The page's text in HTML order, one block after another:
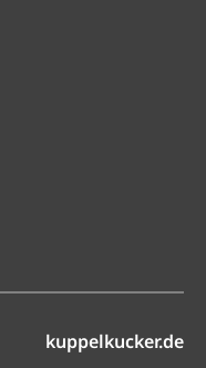
kuppelkucker.de